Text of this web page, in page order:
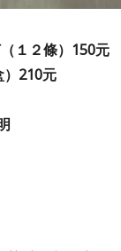
１２條）150元
210元